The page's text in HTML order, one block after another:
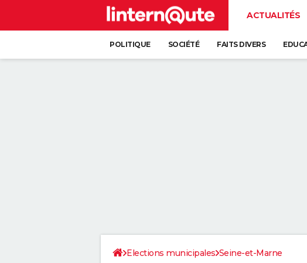
ACTUALITÉS
POLITIQUE SOCIÉTÉ FAITS DIVERS
Elections municipales Seine-et-Marne